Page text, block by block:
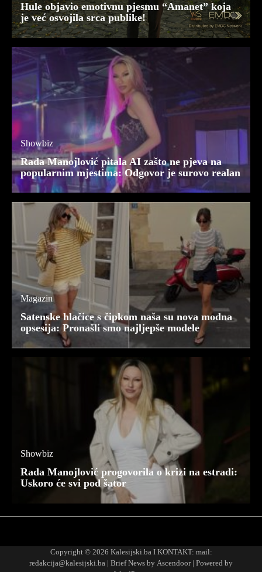
Hule objavio emotivnu pjesmu “Amanet” koja
je već osvojila srca publike!
Showbiz
Rada Manojlović pitala AI zašto ne pjeva na
popularnim mjestima: Odgovor je surovo realan
Magazin
Satenske hlačice s čipkom naša su nova modna
opsesija: Pronašli smo najljepše modele
Showbiz
Rada Manojlović progovorila o krizi na estradi:
Uskoro će svi pod šator
Copyright © 2026 Kalesijski.baI KONTAKT: mail:
redakcija@kalesijski.ba | Brief News by Ascendoor| Powered by